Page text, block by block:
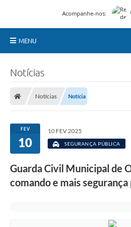
Acompanhe-nos:
MENU
Portal da Transparência
Turismo
Secretarias
Notícias
Notícias Notícia
FEV
10
10 FEV 2025
SEGURANÇA PÚBLICA
Guarda Civil Municipal de
comando e mais segurança